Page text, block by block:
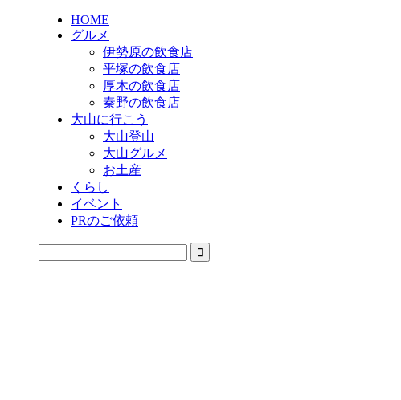
HOME
グルメ
伊勢原の飲食店
平塚の飲食店
厚木の飲食店
秦野の飲食店
大山に行こう
大山登山
大山グルメ
お土産
くらし
イベント
PRのご依頼